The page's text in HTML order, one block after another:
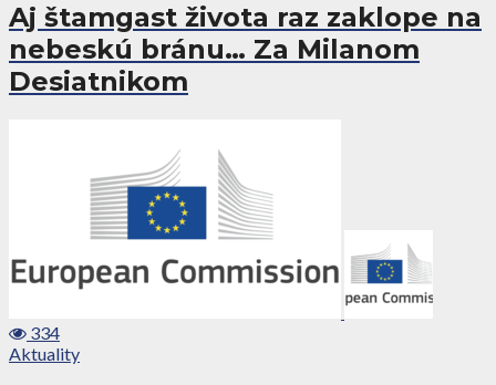
Aj štamgast života raz zaklope na
nebeskú bránu… Za Milanom
Desiatnikom
334
Aktuality